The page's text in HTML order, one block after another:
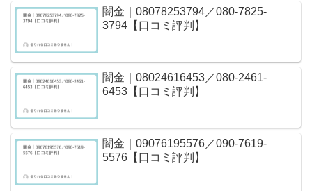
闇金｜08078253794／080-7825-
3794【口コミ評判】
闇金｜08024616453／080-2461-
6453【口コミ評判】
闇金｜09076195576／090-7619-
5576【口コミ評判】